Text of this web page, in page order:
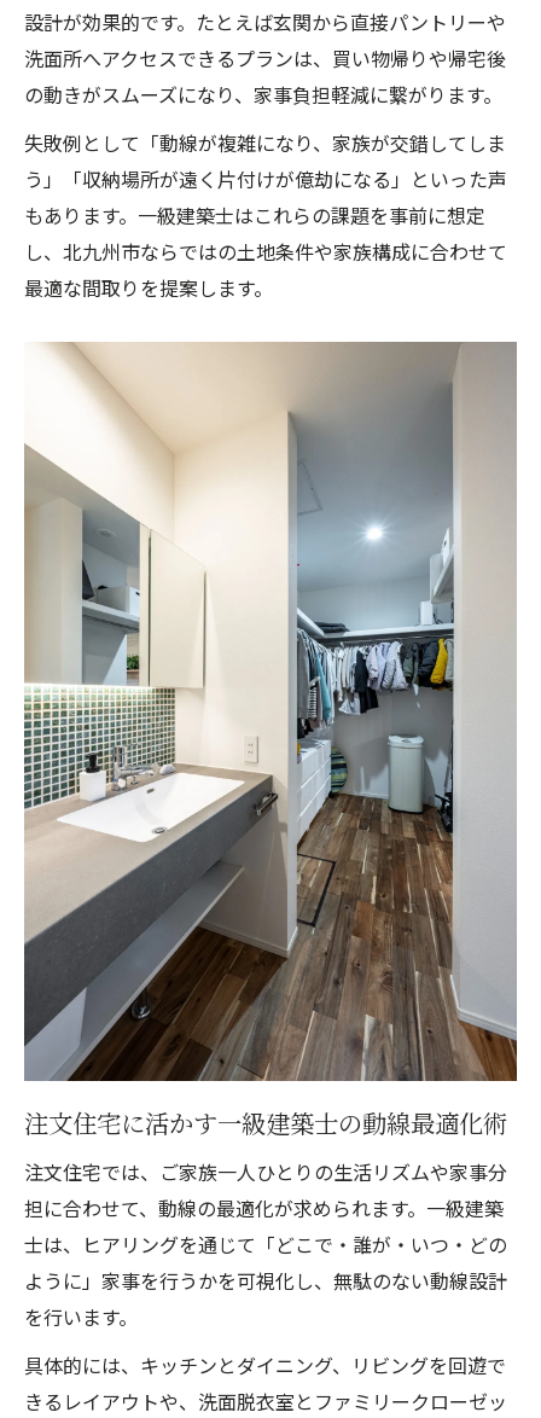
設計が効果的です。たとえば玄関から直接パントリーや
洗面所へアクセスできるプランは、買い物帰りや帰宅後
の動きがスムーズになり、家事負担軽減に繋がります。
失敗例として「動線が複雑になり、家族が交錯してしま
う」「収納場所が遠く片付けが億劫になる」といった声
もあります。一級建築士はこれらの課題を事前に想定
し、北九州市ならではの土地条件や家族構成に合わせて
最適な間取りを提案します。
注文住宅に活かす一級建築士の動線最適化術
注文住宅では、ご家族一人ひとりの生活リズムや家事分
担に合わせて、動線の最適化が求められます。一級建築
士は、ヒアリングを通じて「どこで・誰が・いつ・どの
ように」家事を行うかを可視化し、無駄のない動線設計
を行います。
具体的には、キッチンとダイニング、リビングを回遊で
きるレイアウトや、洗面脱衣室とファミリークローゼッ